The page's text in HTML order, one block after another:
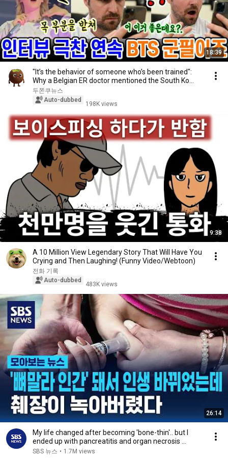
18:39
"It’s the behavior of someone who’s been trained":
Why a Belgian ER doctor mentioned the South Ko...
두쫀쿠뉴스
Auto-dubbed
198K views
9:38
A 10 Million View Legendary Story That Will Have You
Crying and Then Laughing! (Funny Video/Webtoon)
전화 기록
Auto-dubbed
483K views
26:14
My life changed after becoming 'bone-thin'.. but I
ended up with pancreatitis and organ necrosis ...
SBS 뉴스 • 1.7M views